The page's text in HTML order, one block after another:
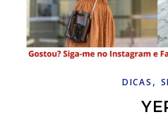
DICAS ,